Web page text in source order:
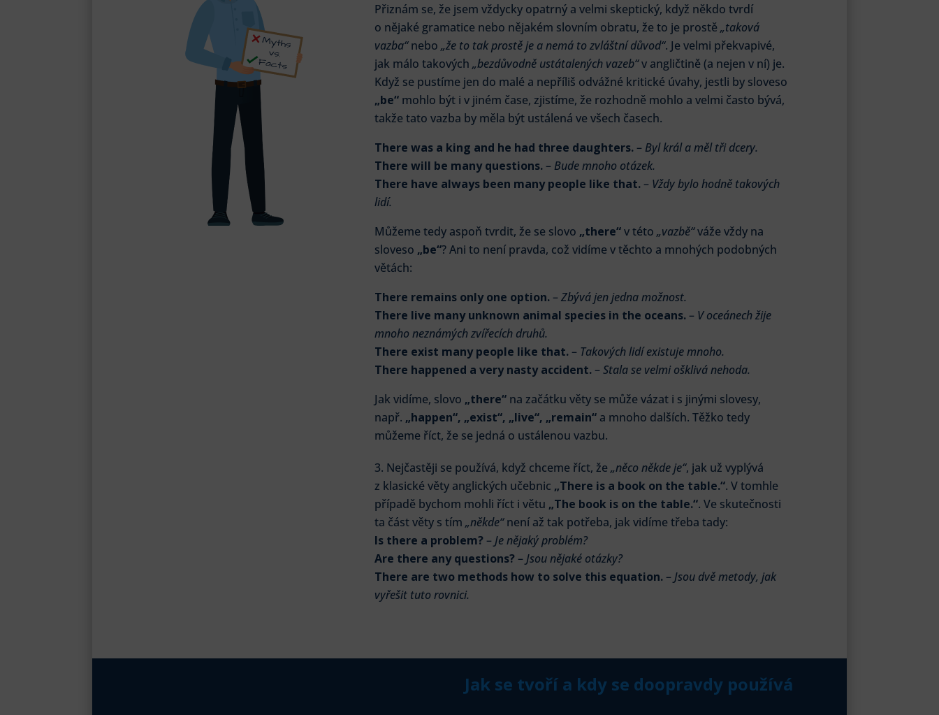
Přiznám se, že jsem vždycky opatrný a velmi skeptický, když někdo tvrdí
o nějaké gramatice nebo nějakém slovním obratu, že to je prostě „taková
vazba“nebo „že to tak prostě je a nemá to zvláštní důvod“. Je velmi překvapivé,
jak málo takových „bezdůvodně ustátalených vazeb“v angličtině (a nejen v ní) je.
Když se pustíme jen do malé a nepříliš odvážné kritické úvahy, jestli by sloveso
„be“mohlo být i v jiném čase, zjistíme, že rozhodně mohlo a velmi často bývá,
takže tato vazba by měla být ustálená ve všech časech.
There was a king and he had three daughters.– Byl král a měl tři dcery.
There will be many questions.– Bude mnoho otázek.
There have always been many people like that.– Vždy bylo hodně takových
lidí.
Můžeme tedy aspoň tvrdit, že se slovo „there“v této „vazbě“váže vždy na
sloveso „be“? Ani to není pravda, což vidíme v těchto a mnohých podobných
větách:
There remains only one option.–Zbývá jen jedna možnost.
There live many unknown animal species in the oceans.– V oceánech žije
mnoho neznámých zvířecích druhů.
There exist many people like that.– Takových lidí existuje mnoho.
There happened a very nasty accident.–Stala se velmi ošklivá nehoda.
Jak vidíme, slovo „there“na začátku věty se může vázat i s jinými slovesy,
např. „happen“, „exist“, „live“, „remain“a mnoho dalších. Těžko tedy
můžeme říct, že se jedná o ustálenou vazbu.
Nejčastěji se používá, když chceme říct, že „něco někde je“, jak už vyplývá
z klasické věty anglických učebnic „There is a book on the table.“. V tomhle
případě bychom mohli říct i větu „The book is on the table.“. Ve skutečnosti
ta část věty s tím „někde“není až tak potřeba, jak vidíme třeba tady:
Is there a problem?– Je nějaký problém?
Are there any questions?– Jsou nějaké otázky?
There are two methods how to solve this equation.– Jsou dvě metody, jak
vyřešit tuto rovnici.
Jak se tvoří a kdy se doopravdy používá